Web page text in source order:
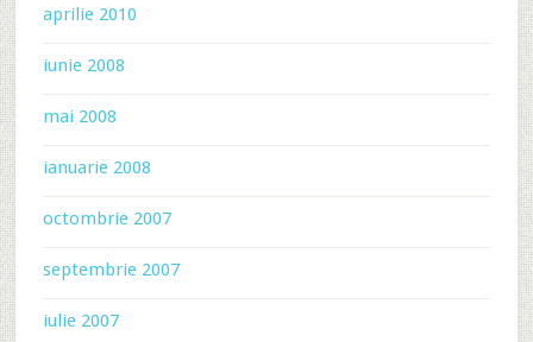
aprilie 2010
iunie 2008
mai 2008
ianuarie 2008
octombrie 2007
septembrie 2007
iulie 2007